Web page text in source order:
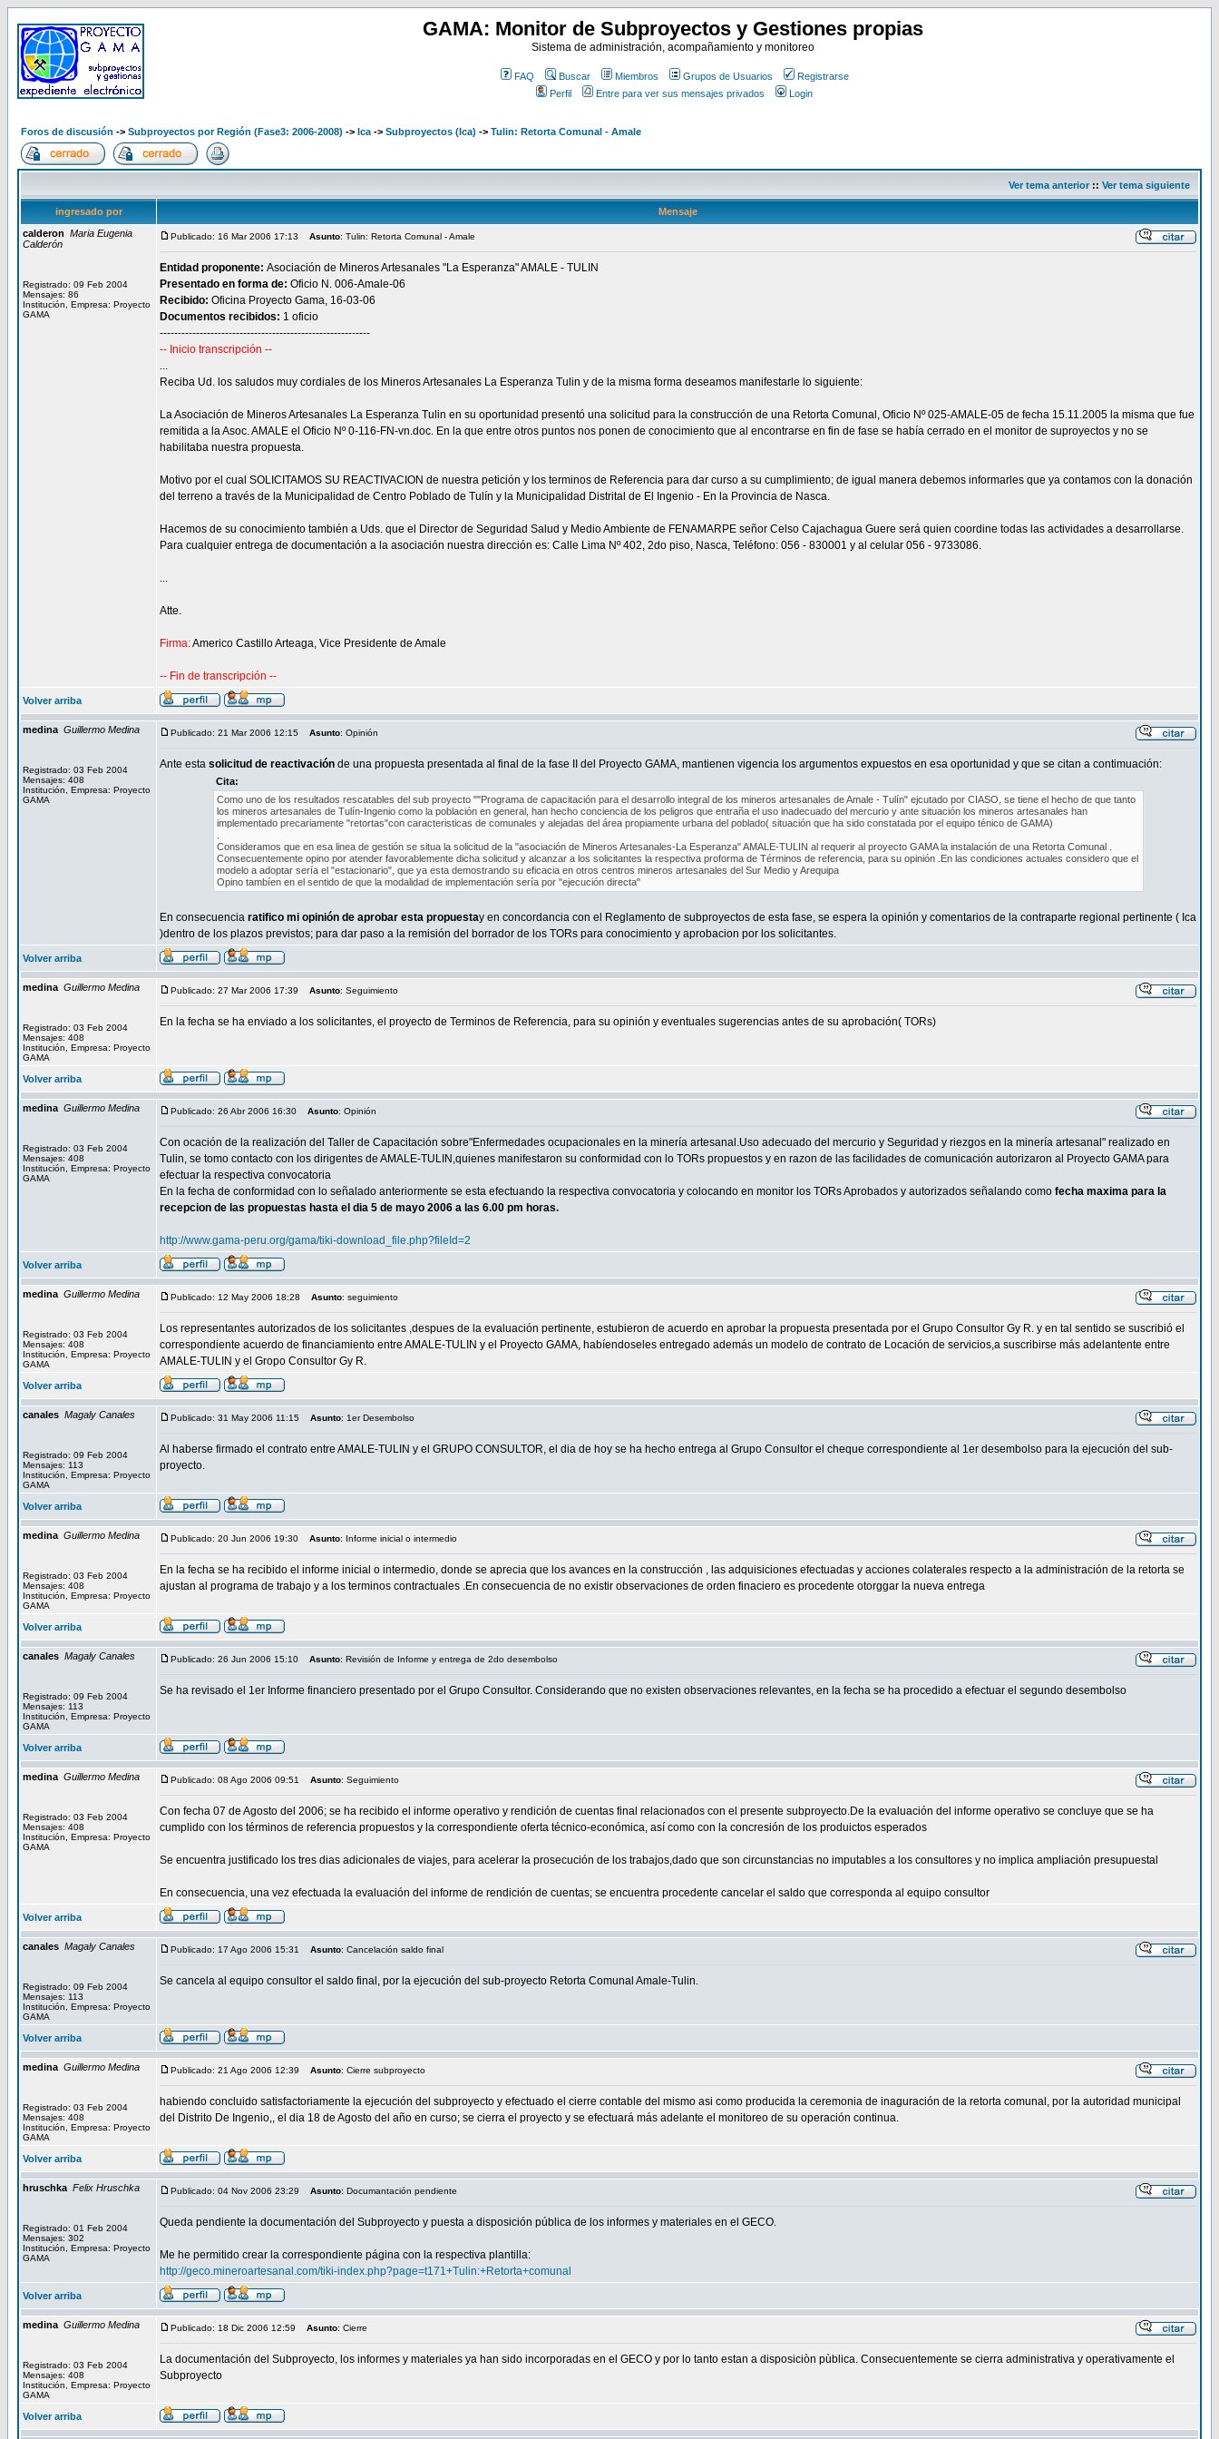
GAMA: Monitor de Subproyectos y Gestiones propias
Sistema de administración, acompañamiento y monitoreo
FAQ Buscar Miembros Grupos de Usuarios
Registrarse
Perfil
Entre para ver sus mensajes privados Login
Foros de discusión -> Subproyectos por Región (Fase3: 2006-2008) -> Ica -> Subproyectos (Ica) -> Tulin: Retorta Comunal - Amale
Ver tema anterior:: Ver tema siguiente
ingresado por
Mensaje
calderon Maria Eugenia
Calderón
Registrado: 09 Feb 2004
Mensajes: 86
Institución, Empresa: Proyecto
GAMA
Publicado: 16 Mar 2006 17:13 Asunto: Tulin: Retorta Comunal - Amale
Entidad proponente: Asociación de Mineros Artesanales "La Esperanza" AMALE - TULIN
Presentado en forma de: Oficio N. 006-Amale-06
Recibido: Oficina Proyecto Gama, 16-03-06
Documentos recibidos: 1 oficio
----------------------------------------------------------
-- Inicio transcripción --
...
Reciba Ud. los saludos muy cordiales de los Mineros Artesanales La Esperanza Tulin y de la misma forma deseamos manifestarle lo siguiente:
La Asociación de Mineros Artesanales La Esperanza Tulin en su oportunidad presentó una solicitud para la construcción de una Retorta Comunal, Oficio Nº 025-AMALE-05 de fecha 15.11.2005 la misma que fue
remitida a la Asoc. AMALE el Oficio Nº 0-116-FN-vn.doc. En la que entre otros puntos nos ponen de conocimiento que al encontrarse en fin de fase se había cerrado en el monitor de suproyectos y no se
habilitaba nuestra propuesta.
Motivo por el cual SOLICITAMOS SU REACTIVACION de nuestra petición y los terminos de Referencia para dar curso a su cumplimiento; de igual manera debemos informarles que ya contamos con la donación
del terreno a través de la Municipalidad de Centro Poblado de Tulín y la Municipalidad Distrital de El Ingenio - En la Provincia de Nasca.
Hacemos de su conocimiento también a Uds. que el Director de Seguridad Salud y Medio Ambiente de FENAMARPE señor Celso Cajachagua Guere será quien coordine todas las actividades a desarrollarse.
Para cualquier entrega de documentación a la asociación nuestra dirección es: Calle Lima Nº 402, 2do piso, Nasca, Teléfono: 056 - 830001 y al celular 056 - 9733086.
...
Atte.
Firma:Americo Castillo Arteaga, Vice Presidente de Amale
-- Fin de transcripción --
Volver arriba
medina Guillermo Medina
Registrado: 03 Feb 2004
Mensajes: 408
Institución, Empresa: Proyecto
GAMA
Publicado: 21 Mar 2006 12:15 Asunto: Opinión
Ante esta solicitud de reactivación de una propuesta presentada al final de la fase II del Proyecto GAMA, mantienen vigencia los argumentos expuestos en esa oportunidad y que se citan a contimuación:
Cita:
Como uno de los resultados rescatables del sub proyecto ""Programa de capacitación para el desarrollo integral de los mineros artesanales de Amale - Tulín" ejcutado por CIASO, se tiene el hecho de que tanto
los mineros artesanales de Tulín-Ingenio como la población en general, han hecho conciencia de los peligros que entraña el uso inadecuado del mercurio y ante situación los mineros artesanales han
implementado precariamente "retortas"con caracteristicas de comunales y alejadas del área propiamente urbana del poblado( situación que ha sido constatada por el equipo ténico de GAMA)
Consideramos que en esa linea de gestión se situa la solicitud de la "asociación de Mineros Artesanales-La Esperanza" AMALE-TULIN al requerir al proyecto GAMA la instalación de una Retorta Comunal .
Consecuentemente opino por atender favorablemente dicha solicitud y alcanzar a los solicitantes la respectiva proforma de Términos de referencia, para su opinión .En las condiciones actuales considero que el
modelo a adoptar sería el "estacionario", que ya esta demostrando su eficacia en otros centros mineros artesanales del Sur Medio y Arequipa
Opino tambíen en el sentido de que la modalidad de implementación sería por "ejecución directa"
En consecuencia ratifico mi opinión de aprobar esta propuestay en concordancia con el Reglamento de subproyectos de esta fase, se espera la opinión y comentarios de la contraparte regional pertinente ( Ica
)dentro de los plazos previstos; para dar paso a la remisión del borrador de los TORs para conocimiento y aprobacion por los solicitantes.
Volver arriba
medina Guillermo Medina
Registrado: 03 Feb 2004
Mensajes: 408
Institución, Empresa: Proyecto
GAMA
Publicado: 27 Mar 2006 17:39 Asunto: Seguimiento
En la fecha se ha enviado a los solicitantes, el proyecto de Terminos de Referencia, para su opinión y eventuales sugerencias antes de su aprobación( TORs)
Volver arriba
medina Guillermo Medina
Registrado: 03 Feb 2004
Mensajes: 408
Institución, Empresa: Proyecto
GAMA
Publicado: 26 Abr 2006 16:30 Asunto: Opinión
Con ocación de la realización del Taller de Capacitación sobre"Enfermedades ocupacionales en la minería artesanal.Uso adecuado del mercurio y Seguridad y riezgos en la minería artesanal" realizado en
Tulin, se tomo contacto con los dirigentes de AMALE-TULIN,quienes manifestaron su conformidad con lo TORs propuestos y en razon de las facilidades de comunicación autorizaron al Proyecto GAMA para
efectuar la respectiva convocatoria
En la fecha de conformidad con lo señalado anteriormente se esta efectuando la respectiva convocatoria y colocando en monitor los TORs Aprobados y autorizados señalando como fecha maxima para la
recepcion de las propuestas hasta el dia 5 de mayo 2006 a las 6.00 pm horas.
http://www.gama-peru.org/gama/tiki-download_file.php?fileId=2
Volver arriba
medina Guillermo Medina
Registrado: 03 Feb 2004
Mensajes: 408
Institución, Empresa: Proyecto
GAMA
Publicado: 12 May 2006 18:28 Asunto: seguimiento
Los representantes autorizados de los solicitantes ,despues de la evaluación pertinente, estubieron de acuerdo en aprobar la propuesta presentada por el Grupo Consultor Gy R. y en tal sentido se suscribió el
correspondiente acuerdo de financiamiento entre AMALE-TULIN y el Proyecto GAMA, habíendoseles entregado además un modelo de contrato de Locación de servicios,a suscribirse más adelantente entre
AMALE-TULIN y el Gropo Consultor Gy R.
Volver arriba
canales Magaly Canales
Registrado: 09 Feb 2004
Mensajes: 113
Institución, Empresa: Proyecto
GAMA
Publicado: 31 May 2006 11:15 Asunto: 1er Desembolso
Al haberse firmado el contrato entre AMALE-TULIN y el GRUPO CONSULTOR, el dia de hoy se ha hecho entrega al Grupo Consultor el cheque correspondiente al 1er desembolso para la ejecución del sub-
proyecto.
Volver arriba
medina Guillermo Medina
Registrado: 03 Feb 2004
Mensajes: 408
Institución, Empresa: Proyecto
GAMA
Publicado: 20 Jun 2006 19:30 Asunto: Informe inicial o intermedio
En la fecha se ha recibido el informe inicial o intermedio, donde se aprecia que los avances en la construcción , las adquisiciones efectuadas y acciones colaterales respecto a la administración de la retorta se
ajustan al programa de trabajo y a los terminos contractuales .En consecuencia de no existir observaciones de orden finaciero es procedente otorggar la nueva entrega
Volver arriba
canales Magaly Canales
Registrado: 09 Feb 2004
Mensajes: 113
Institución, Empresa: Proyecto
GAMA
Publicado: 26 Jun 2006 15:10 Asunto: Revisión de Informe y entrega de 2do desembolso
Se ha revisado el 1er Informe financiero presentado por el Grupo Consultor. Considerando que no existen observaciones relevantes, en la fecha se ha procedido a efectuar el segundo desembolso
Volver arriba
medina Guillermo Medina
Registrado: 03 Feb 2004
Mensajes: 408
Institución, Empresa: Proyecto
GAMA
Publicado: 08 Ago 2006 09:51 Asunto: Seguimiento
Con fecha 07 de Agosto del 2006; se ha recibido el informe operativo y rendición de cuentas final relacionados con el presente subproyecto.De la evaluación del informe operativo se concluye que se ha
cumplido con los términos de referencia propuestos y la correspondiente oferta técnico-económica, así como con la concresión de los produictos esperados
Se encuentra justificado los tres dias adicionales de viajes, para acelerar la prosecución de los trabajos,dado que son circunstancias no imputables a los consultores y no implica ampliación presupuestal
En consecuencia, una vez efectuada la evaluación del informe de rendición de cuentas; se encuentra procedente cancelar el saldo que corresponda al equipo consultor
Volver arriba
canales Magaly Canales
Registrado: 09 Feb 2004
Mensajes: 113
Institución, Empresa: Proyecto
GAMA
Publicado: 17 Ago 2006 15:31 Asunto: Cancelación saldo final
Se cancela al equipo consultor el saldo final, por la ejecución del sub-proyecto Retorta Comunal Amale-Tulin.
Volver arriba
medina Guillermo Medina
Registrado: 03 Feb 2004
Mensajes: 408
Institución, Empresa: Proyecto
GAMA
Publicado: 21 Ago 2006 12:39 Asunto: Cierre subproyecto
habiendo concluido satisfactoriamente la ejecución del subproyecto y efectuado el cierre contable del mismo asi como producida la ceremonia de inaguración de la retorta comunal, por la autoridad municipal
del Distrito De Ingenio,, el dia 18 de Agosto del año en curso; se cierra el proyecto y se efectuará más adelante el monitoreo de su operación continua.
Volver arriba
hruschka Felix Hruschka
Registrado: 01 Feb 2004
Mensajes: 302
Institución, Empresa: Proyecto
GAMA
Publicado: 04 Nov 2006 23:29 Asunto: Documantación pendiente
Queda pendiente la documentación del Subproyecto y puesta a disposición pública de los informes y materiales en el GECO.
Me he permitido crear la correspondiente página con la respectiva plantilla:
http://geco.mineroartesanal.com/tiki-index.php?page=t171+Tulin:+Retorta+comunal
Volver arriba
medina Guillermo Medina
Registrado: 03 Feb 2004
Mensajes: 408
Institución, Empresa: Proyecto
GAMA
Publicado: 18 Dic 2006 12:59 Asunto: Cierre
La documentación del Subproyecto, los informes y materiales ya han sido incorporadas en el GECO y por lo tanto estan a disposiciòn pùblica. Consecuentemente se cierra administrativa y operativamente el
Subproyecto
Volver arriba